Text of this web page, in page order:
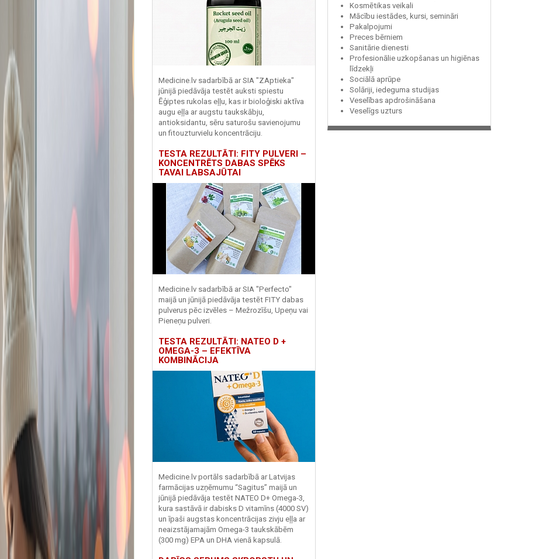
Medicine.lv sadarbībā ar SIA "ZAptieka"
jūnijā piedāvāja testēt auksti spiestu
Ēģiptes rukolas eļļu, kas ir bioloģiski aktīva
augu eļļa ar augstu taukskābju,
antioksidantu, sēru saturošu savienojumu
un fitouzturvielu koncentrāciju.
TESTA REZULTĀTI: FITY PULVERI –
KONCENTRĒTS DABAS SPĒKS
TAVAI LABSAJŪTAI
Medicine.lv sadarbībā ar SIA "Perfecto"
maijā un jūnijā piedāvāja testēt FITY dabas
pulverus pēc izvēles – Mežrozīšu, Upeņu vai
Pieneņu pulveri.
TESTA REZULTĀTI: NATEO D +
OMEGA-3 – EFEKTĪVA
KOMBINĀCIJA
Medicine.lv portāls sadarbībā ar Latvijas
farmācijas uzņēmumu “Sagitus” maijā un
jūnijā piedāvāja testēt NATEO D+ Omega-3,
kura sastāvā ir dabisks D vitamīns (4000 SV)
un īpaši augstas koncentrācijas zivju eļļa ar
neaizstājamajām Omega-3 taukskābēm
(300 mg) EPA un DHA vienā kapsulā.
Kosmētikas veikali
Mācību iestādes, kursi, semināri
Pakalpojumi
Preces bērniem
Sanitārie dienesti
Profesionālie uzkopšanas un higiēnas
līdzekļi
Sociālā aprūpe
Solāriji, iedeguma studijas
Veselības apdrošināšana
Veselīgs uzturs